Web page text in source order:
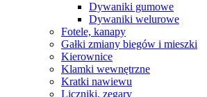
Dywaniki gumowe
Dywaniki welurowe
Fotele, kanapy
Gałki zmiany biegów i mieszki
Kierownice
Klamki wewnętrzne
Kratki nawiewu
Liczniki, zegary